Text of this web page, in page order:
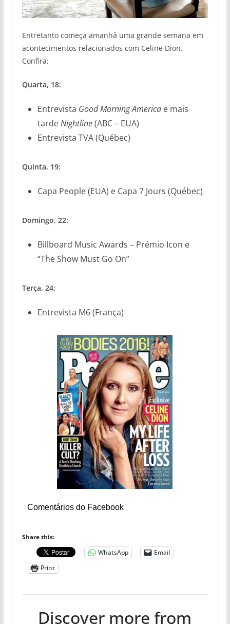
Entretanto começa amanhã uma grande semana em
acontecimentos relacionados com Celine Dion.
Confira:
Quarta, 18:
Entrevista Good Morning Americae mais
tardeNightline(ABC – EUA)
Entrevista TVA (Québec)
Quinta, 19:
Capa People (EUA) e Capa 7 Jours (Québec)
Domingo, 22:
Billboard Music Awards – Prémio Icon e
“The Show Must Go On”
Terça, 24:
Entrevista M6 (França)
Comentários do Facebook
Share this:
WhatsApp
Email
Print
Discover more from